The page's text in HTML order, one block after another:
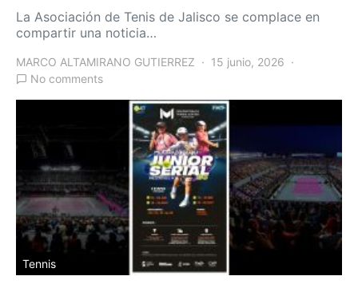
La Asociación de Tenis de Jalisco se complace en
compartir una noticia…
MARCO ALTAMIRANO GUTIERREZ
15 junio, 2026
No comments
Tennis